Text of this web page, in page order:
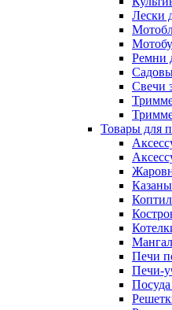
Лески
Ремни
Свечи
Товары для
Казаны
Печи
Печи-